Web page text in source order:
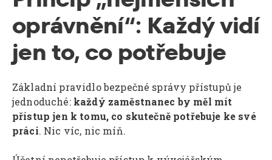
oprávnění“: Každý vidí
jen to, co potřebuje
Základní pravidlo bezpečné správy přístupů je
jednoduché: každý zaměstnanec by měl mít
přístup jen k tomu, co skutečně potřebuje ke své
práci. Nic víc, nic míň.